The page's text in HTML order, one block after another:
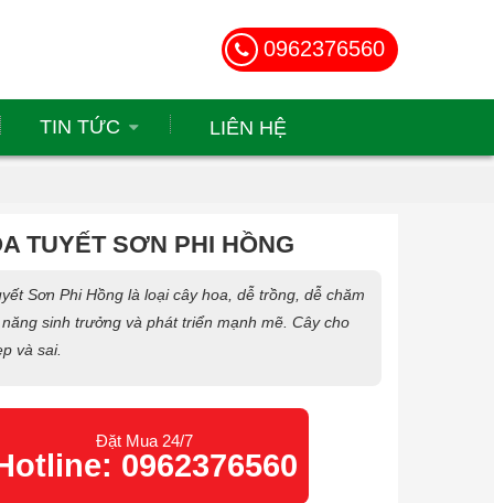
0962376560
TIN TỨC LIÊN HỆ
TUYẾT SƠN PHI HỒNG
Sơn Phi Hồng là loại cây hoa, dễ trồng, dễ chăm
sinh trưởng và phát triển mạnh mẽ. Cây cho
và sai.
Đặt Mua 24/7
0962376560